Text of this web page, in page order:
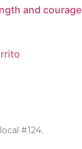
and courage
#124.